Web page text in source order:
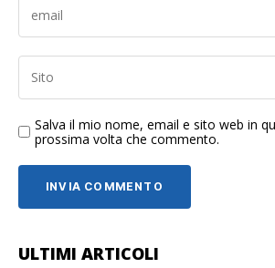
Salva il mio nome, email e sito web in
prossima volta che commento.
ULTIMI ARTICOLI